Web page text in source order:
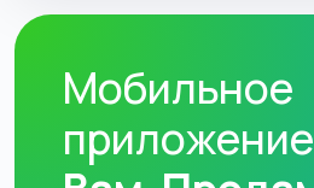
Мобильное
приложение